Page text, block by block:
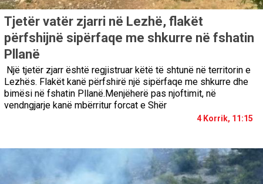
Tjetër vatër zjarri në Lezhë, flakët
përfshijnë sipërfaqe me shkurre në fshatin
Pllanë
Një tjetër zjarr është regjistruar këtë të shtunë në territorin e
Lezhës. Flakët kanë përfshirë një sipërfaqe me shkurre dhe
bimësi në fshatin Pllanë.Menjëherë pas njoftimit, në
vendngjarje kanë mbërritur forcat e Shër
4 Korrik, 11:15